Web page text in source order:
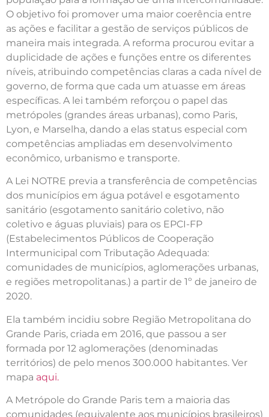
O objetivo foi promover uma maior coerência entre
as ações e facilitar a gestão de serviços públicos de
maneira mais integrada. A reforma procurou evitar a
duplicidade de ações e funções entre os diferentes
níveis, atribuindo competências claras a cada nível de
governo, de forma que cada um atuasse em áreas
específicas. A lei também reforçou o papel das
metrópoles (grandes áreas urbanas), como Paris,
Lyon, e Marselha, dando a elas status especial com
competências ampliadas em desenvolvimento
econômico, urbanismo e transporte.
A Lei NOTRE previa a transferência de competências
dos municípios em água potável e esgotamento
sanitário (esgotamento sanitário coletivo, não
coletivo e águas pluviais) para os EPCI-FP
(Estabelecimentos Públicos de Cooperação
Intermunicipal com Tributação Adequada:
comunidades de municípios, aglomerações urbanas,
e regiões metropolitanas.) a partir de 1º de janeiro de
2020.
Ela também incidiu sobre Região Metropolitana do
Grande Paris, criada em 2016, que passou a ser
formada por 12 aglomerações (denominadas
territórios) de pelo menos 300.000 habitantes. Ver
mapa aqui.
A Metrópole do Grande Paris tem a maioria das
comunidades (equivalente aos municípios brasileiros)